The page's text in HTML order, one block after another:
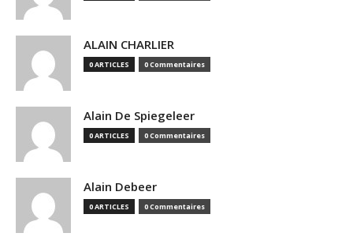
ALAIN CHARLIER
0 ARTICLES 0 Commentaires
Alain De Spiegeleer
0 ARTICLES 0 Commentaires
Alain Debeer
0 ARTICLES 0 Commentaires